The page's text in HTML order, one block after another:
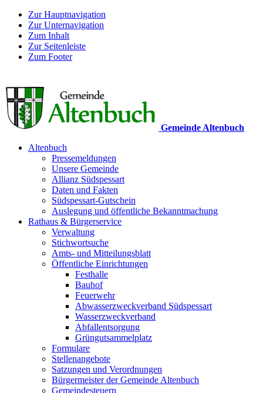
Zur Hauptnavigation
Zur Unternavigation
Zum Inhalt
Zur Seitenleiste
Zum Footer
Gemeinde Altenbuch
Altenbuch
Pressemeldungen
Unsere Gemeinde
Allianz Südspessart
Daten und Fakten
Südspessart-Gutschein
Auslegung und öffentliche Bekanntmachung
Rathaus & Bürgerservice
Verwaltung
Stichwortsuche
Amts- und Mitteilungsblatt
Öffentliche Einrichtungen
Festhalle
Bauhof
Feuerwehr
Abwasserzweckverband Südspessart
Wasserzweckverband
Abfallentsorgung
Grüngutsammelplatz
Formulare
Stellenangebote
Satzungen und Verordnungen
Bürgermeister der Gemeinde Altenbuch
Gemeindesteuern